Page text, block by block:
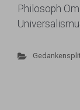
Philosoph